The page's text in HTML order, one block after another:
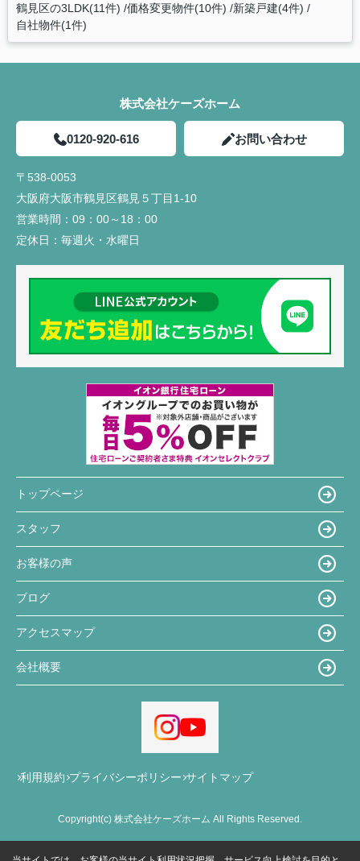
鶴見区の3LDK(11件) 価格変更物件(10件) 新築戸建(4件)
自社物件(1件)
株式会社ケーズホーム
0120-920-616 お問い合わせ
〒538-0053
大阪府大阪市鶴見区鶴見５丁目1-10
営業時間： 09：00～18：00
定休日： 毎週火・水曜日
トップページ
スタッフ
お客様の声
ブログ
アクセスマップ
会社概要
利用規約 プライバシーポリシー サイトマップ
Copyright(c) 株式会社ケーズホーム All Rights Reserved.